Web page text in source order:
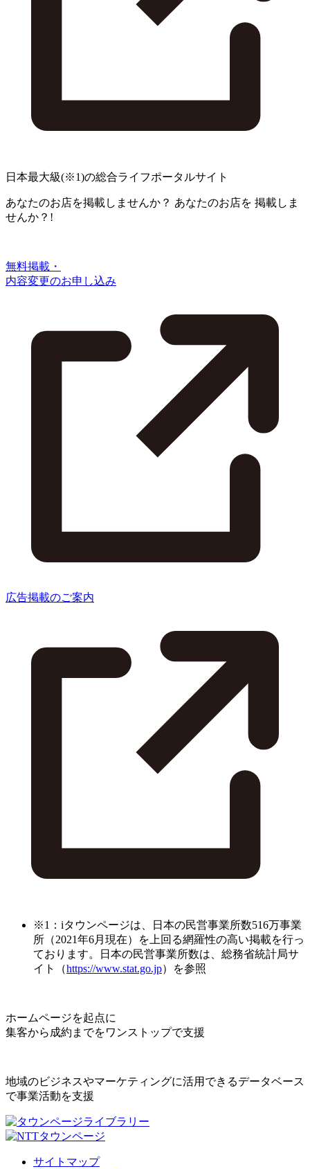
日本最大級(※1)の総合ライフポータルサイト
あなたのお店を掲載しませんか？ あなたのお店を 掲載しま
せんか？!
無料掲載・
内容変更のお申し込み
広告掲載のご案内
※1：iタウンページは、日本の民営事業所数516万事業
所（2021年6月現在）を上回る網羅性の高い掲載を行っ
ております。日本の民営事業所数は、総務省統計局サ
イト（https://www.stat.go.jp）を参照
ホームページを起点に
集客から成約までをワンストップで支援
地域のビジネスやマーケティングに活用できるデータベース
で事業活動を支援
サイトマップ